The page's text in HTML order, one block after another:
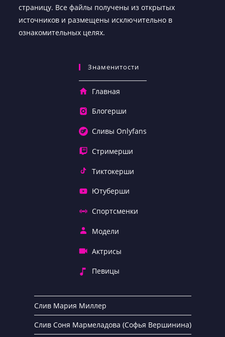
страницу. Все файлы получены из открытых
источников и размещены исключительно в
ознакомительных целях.
Знаменитости
Главная
Блогерши
Сливы Onlyfans
Стримерши
Тиктокерши
Ютуберши
Спортсменки
Модели
Актрисы
Певицы
Слив Мария Миллер
Слив Соня Мармеладова (Софья Вершинина)